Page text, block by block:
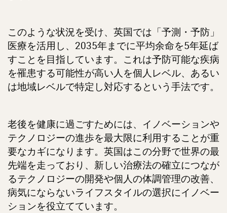
このような状況を受け、英国では「予測・予防」
医療を活用し、2035年までに平均余命を5年延ば
すことを目指しています。これは予防可能な疾病
を罹患する可能性が高い人を個人レベル、あるい
は地域レベルで特定し対応するという手法です。
老後を健康に過ごすためには、イノベーションや
テクノロジーの進歩を最大限に利用することが重
要なカギになります。英国はこの分野で世界の最
先端を走っており、新しい治療法の確立につなが
るテクノロジーの開発や個人の体調管理の改善、
病気にならないライフスタイルの選択にイノベー
ションを役立てています。